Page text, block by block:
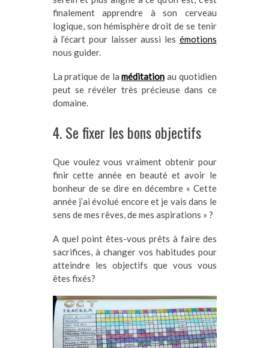
finalement apprendre à son cerveau
logique, son hémisphère droit de se tenir
à l’écart pour laisser aussi les émotions
nous guider.
La pratique de laméditation au quotidien
peut se révéler très précieuse dans ce
domaine.
4. Se fixer les bons objectifs
Que voulez vous vraiment obtenir pour
finir cette année en beauté et avoir le
bonheur de se dire en décembre « Cette
année j’ai évolué encore et je vais dans le
sens de mes rêves, de mes aspirations » ?
A quel point êtes-vous prêts à faire des
sacrifices, à changer vos habitudes pour
atteindre les objectifs que vous vous
êtes fixés?